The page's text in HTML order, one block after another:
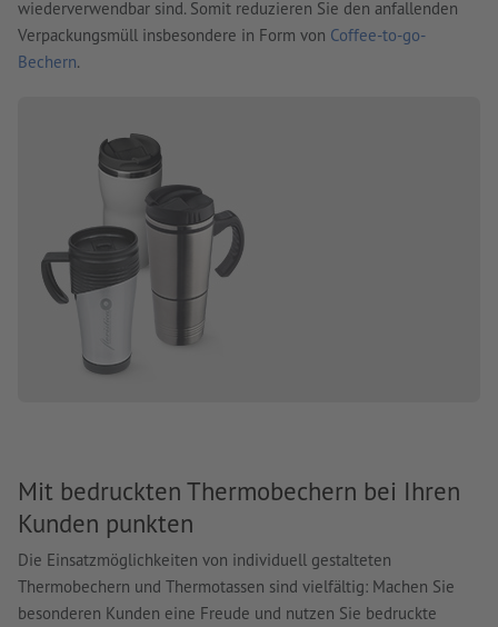
wiederverwendbar sind. Somit reduzieren Sie den anfallenden
Verpackungsmüll insbesondere in Form von Coffee-to-go-
Bechern.
Mit bedruckten Thermobechern bei Ihren
Kunden punkten
Die Einsatzmöglichkeiten von individuell gestalteten
Thermobechern und Thermotassen sind vielfältig: Machen Sie
besonderen Kunden eine Freude und nutzen Sie bedruckte